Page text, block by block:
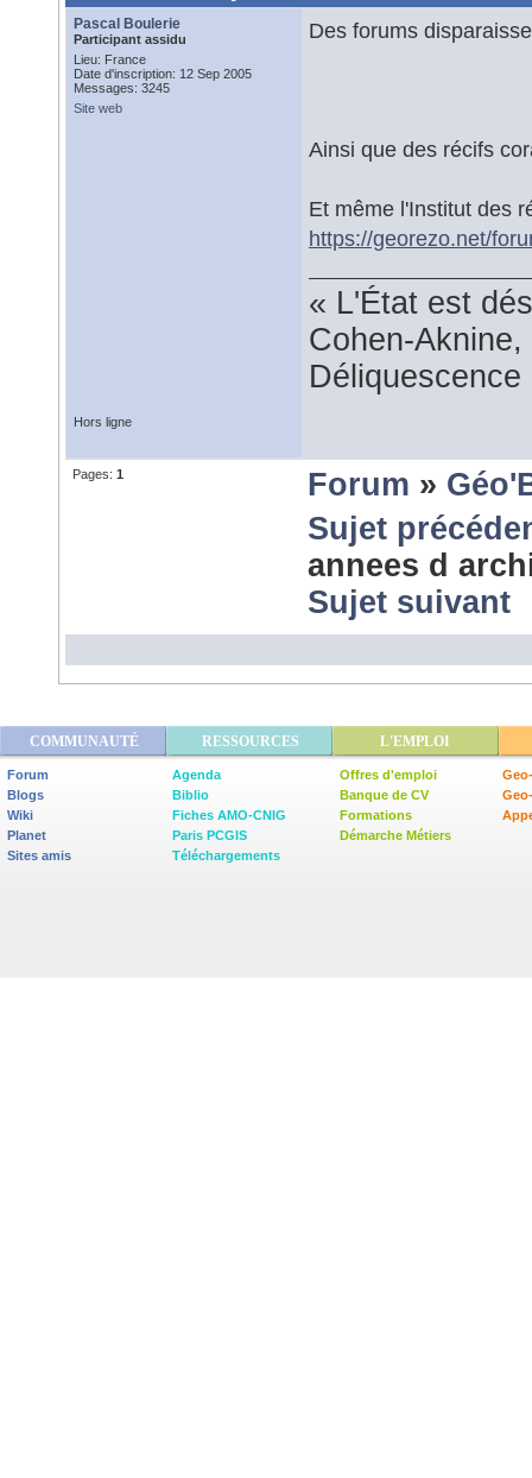
Pascal Boulerie
Participant assidu
Lieu: France
Date d'inscription: 12 Sep 2005
Messages: 3245
Site web
Des forums
Ainsi que des récifs
Et même l'Institut des
https://georezo.net/
« L'État est
Cohen-
Hors ligne
Pages: 1 Forum »
Sujet
annees d
Sujet suivant
COMMUNAUTÉ RESSOURCES L'EMPLOI
Forum
Blogs
Wiki
Planet
Sites amis
Agenda
Biblio
Fiches AMO-CNIG
Paris PCGIS
Téléchargements
Offres d'emploi
Banque de CV
Formations
Démarche Métiers